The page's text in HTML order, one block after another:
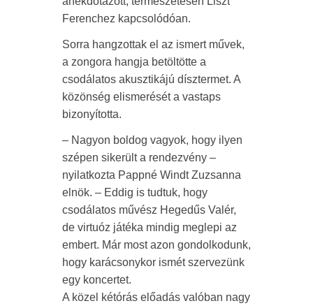
Ferenchez kapcsolódóan.
Sorra hangzottak el az ismert művek,
a zongora hangja betöltötte a
csodálatos akusztikájú dísztermet. A
közönség elismerését a vastaps
bizonyította.
– Nagyon boldog vagyok, hogy ilyen
szépen sikerült a rendezvény –
nyilatkozta Pappné Windt Zuzsanna
elnök. – Eddig is tudtuk, hogy
csodálatos művész Hegedűs Valér,
de virtuóz játéka mindig meglepi az
embert. Már most azon gondolkodunk,
hogy karácsonykor ismét szervezünk
egy koncertet.
A közel kétórás előadás valóban nagy